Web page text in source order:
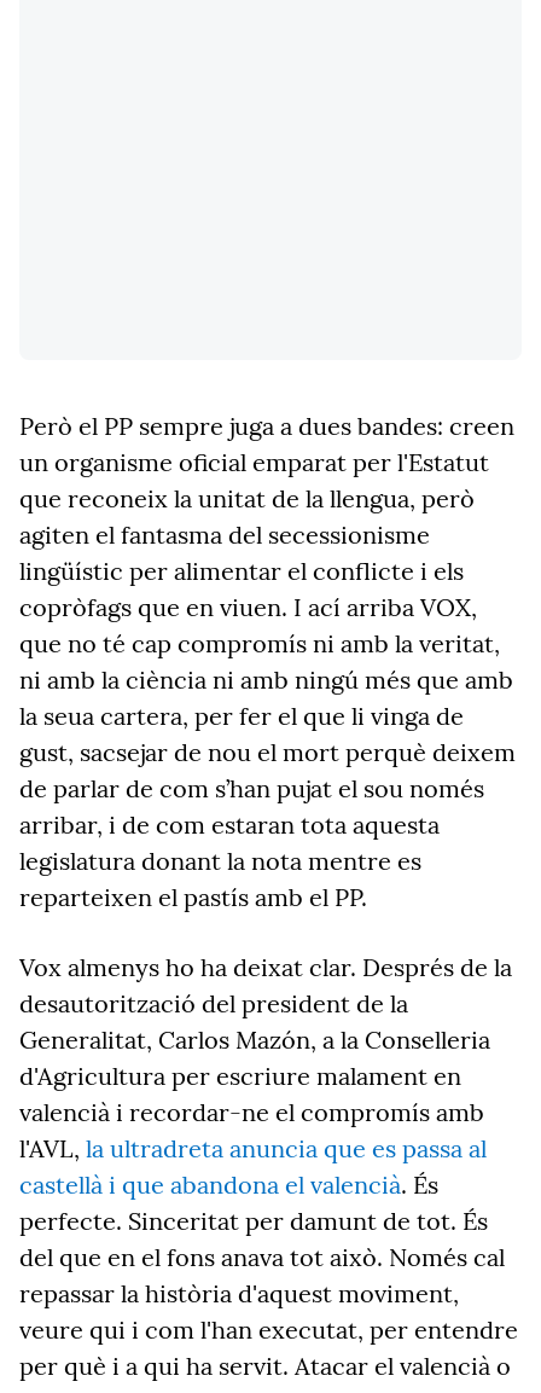
Però el PP sempre juga a dues bandes: creen
un organisme oficial emparat per l'Estatut
que reconeix la unitat de la llengua, però
agiten el fantasma del secessionisme
lingüístic per alimentar el conflicte i els
copròfags que en viuen. I ací arriba VOX,
que no té cap compromís ni amb la veritat,
ni amb la ciència ni amb ningú més que amb
la seua cartera, per fer el que li vinga de
gust, sacsejar de nou el mort perquè deixem
de parlar de com s’han pujat el sou només
arribar, i de com estaran tota aquesta
legislatura donant la nota mentre es
reparteixen el pastís amb el PP.
Vox almenys ho ha deixat clar. Després de la
desautorització del president de la
Generalitat, Carlos Mazón, a la Conselleria
d'Agricultura per escriure malament en
valencià i recordar-ne el compromís amb
l'AVL, la ultradreta anuncia que es passa al
castellà i que abandona el valencià. És
perfecte. Sinceritat per damunt de tot. És
del que en el fons anava tot això. Només cal
repassar la història d'aquest moviment,
veure qui i com l'han executat, per entendre
per què i a qui ha servit. Atacar el valencià o